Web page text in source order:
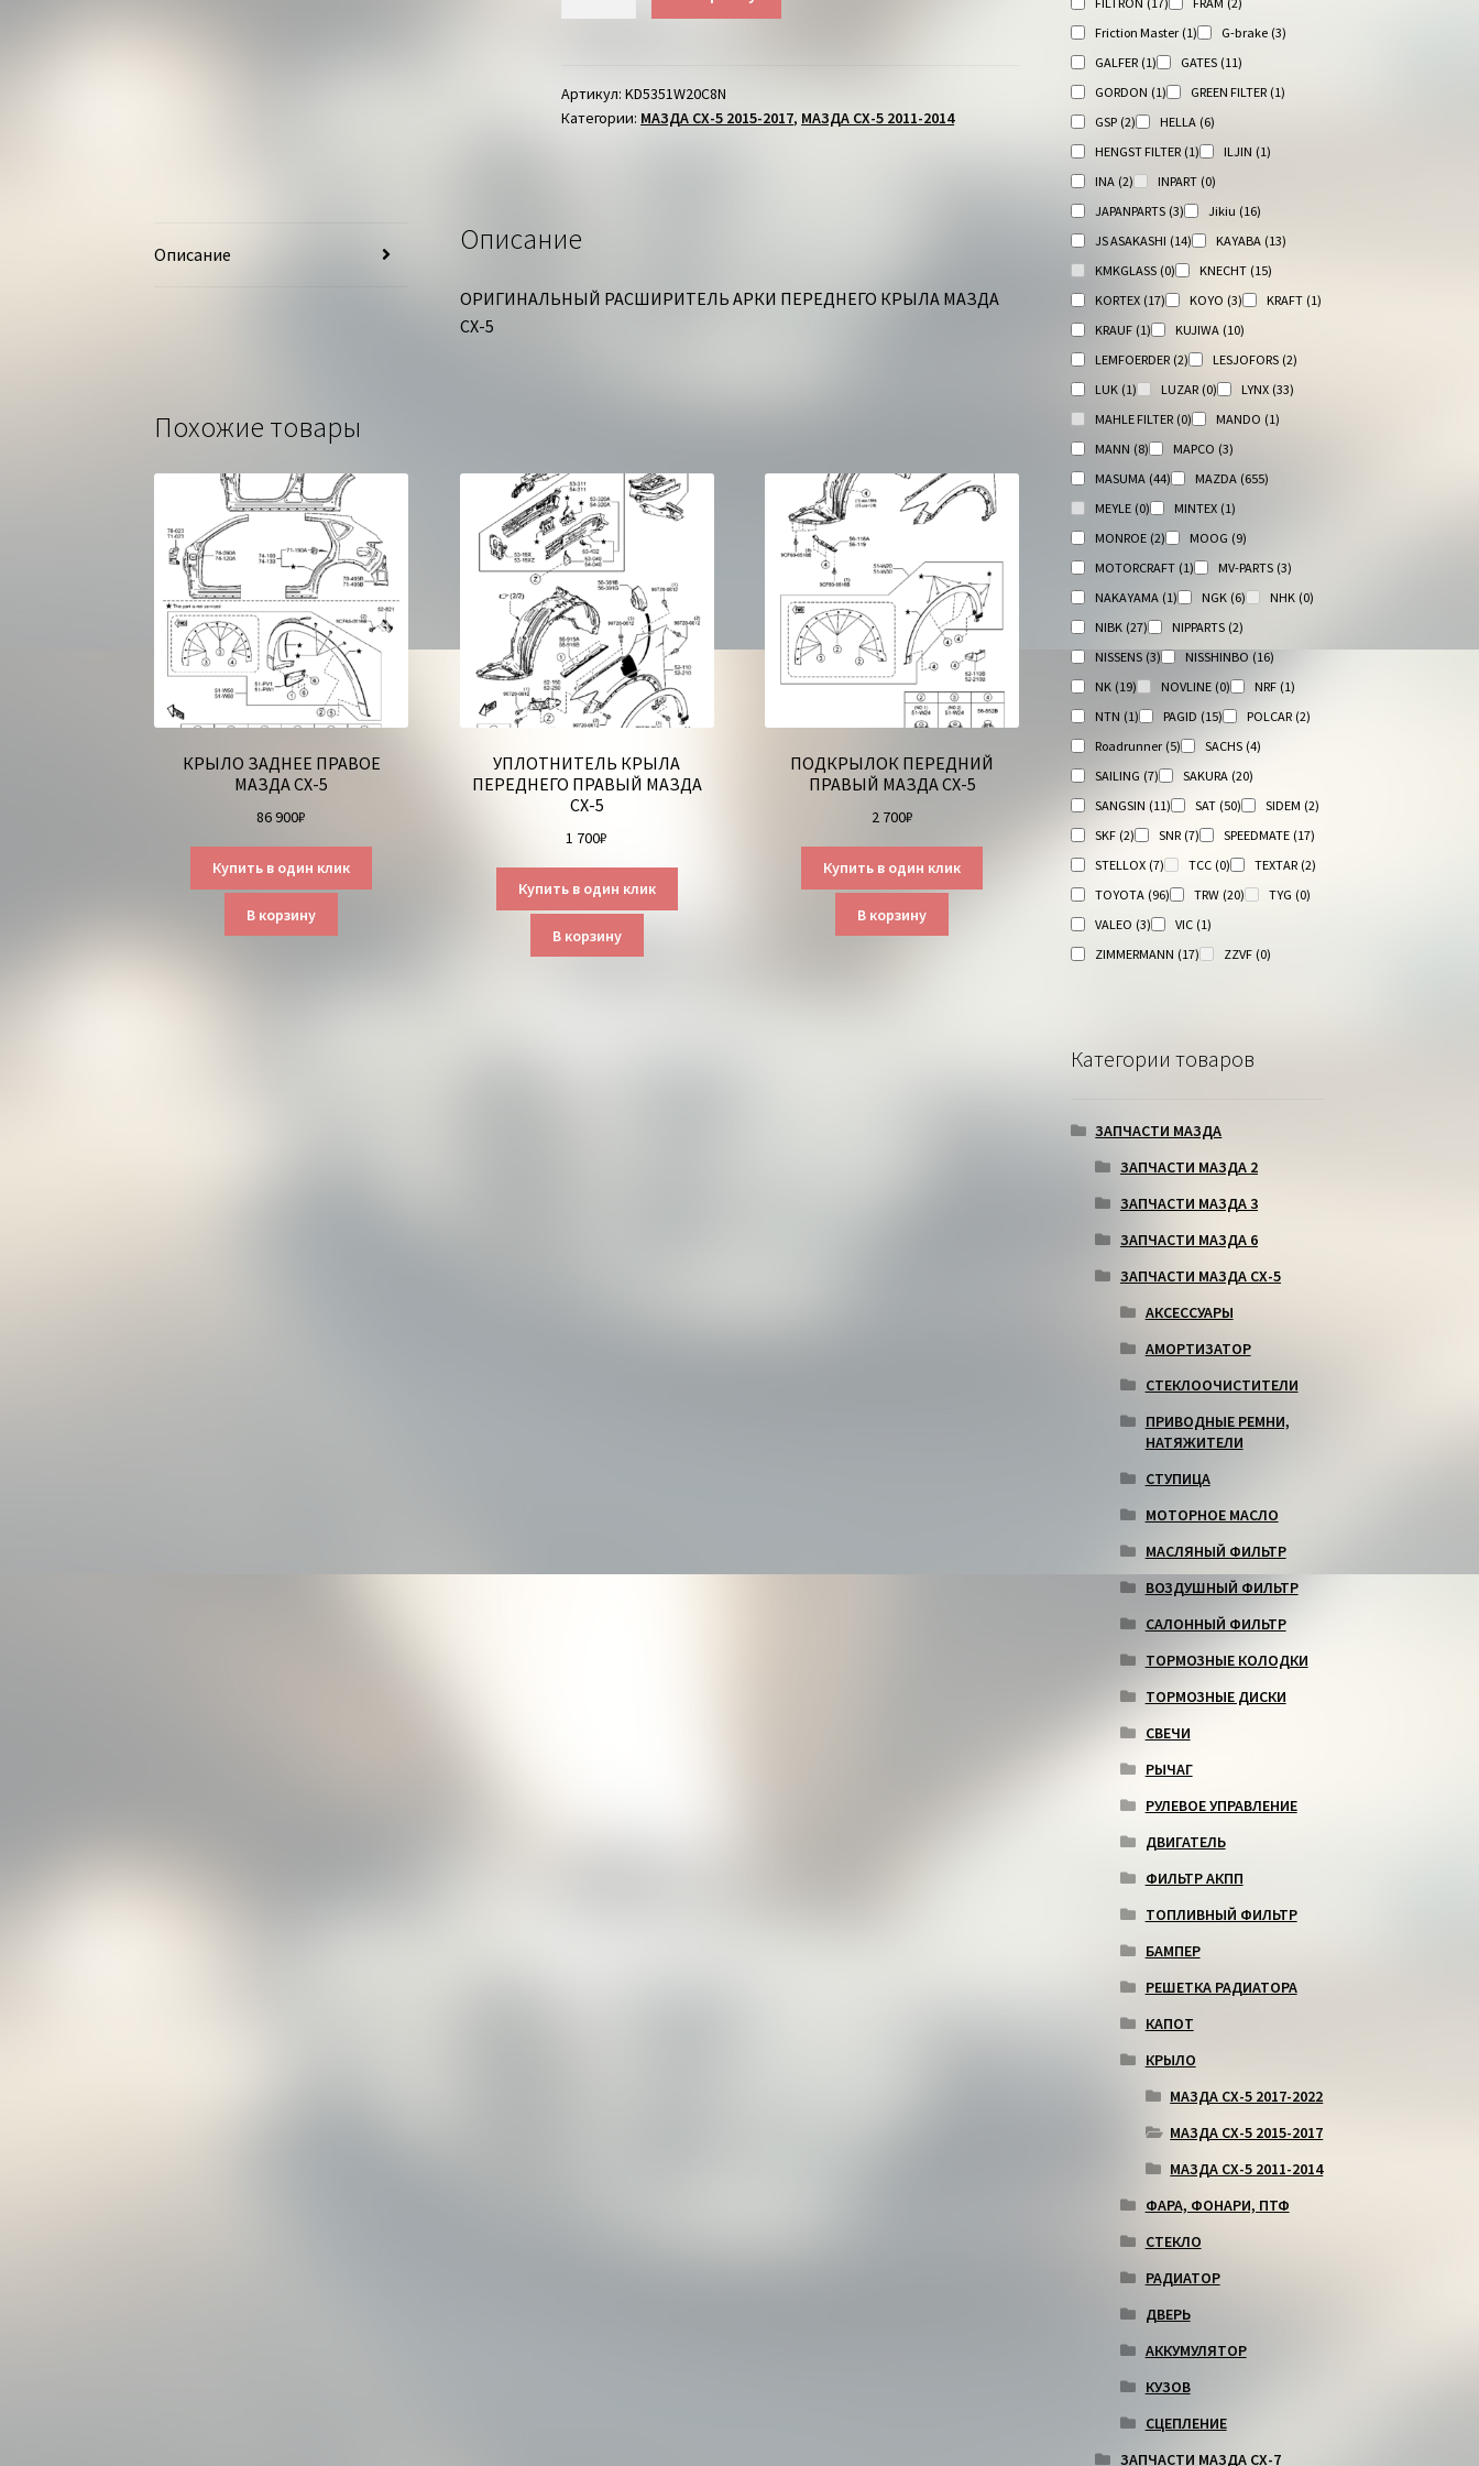
ПЕРЕДНЕГО
ПРАВОГО
Артикул:KD5351W20C8N
Категории: МАЗДА СХ-5 2015-2017, МАЗДА СХ-5 2011-2014
Описание Описание
ОРИГИНАЛЬНЫЙ РАСШИРИТЕЛЬ АРКИ ПЕРЕДНЕГО КРЫЛА МАЗДА
СХ-5
Похожие товары
КРЫЛО ЗАДНЕЕ ПРАВОЕ
МАЗДА СХ-5
86 900₽
Купить в один клик
В корзину
УПЛОТНИТЕЛЬ КРЫЛА
ПЕРЕДНЕГО ПРАВЫЙ МАЗДА
СХ-5
1 700₽
Купить в один клик
В корзину
ПОДКРЫЛОК ПЕРЕДНИЙ
ПРАВЫЙ МАЗДА СХ-5
2 700₽
Купить в один клик
В корзину
Friction Master (1) G-brake (3)
GALFER (1) GATES (11)
GORDON (1) GREEN FILTER (1)
GSP (2) HELLA (6)
HENGST FILTER (1) ILJIN (1)
INA (2) INPART (0)
JAPANPARTS (3) Jikiu (16)
JS ASAKASHI (14) KAYABA (13)
KMKGLASS (0) KNECHT (15)
KORTEX (17) KOYO (3) KRAFT (1)
KRAUF (1) KUJIWA (10)
LEMFOERDER (2) LESJOFORS (2)
LUK (1) LUZAR (0) LYNX (33)
MAHLE FILTER (0) MANDO (1)
MANN (8) MAPCO (3)
MASUMA (44) MAZDA (655)
MEYLE (0) MINTEX (1)
MONROE (2) MOOG (9)
MOTORCRAFT (1) MV-PARTS (3)
NAKAYAMA (1) NGK (6) NHK (0)
NIBK (27) NIPPARTS (2)
NISSENS (3) NISSHINBO (16)
NK (19) NOVLINE (0) NRF (1)
NTN (1) PAGID (15) POLCAR (2)
Roadrunner (5) SACHS (4)
SAILING (7) SAKURA (20)
SANGSIN (11) SAT (50) SIDEM (2)
SKF (2) SNR (7) SPEEDMATE (17)
STELLOX (7) TCC (0) TEXTAR (2)
TOYOTA (96) TRW (20) TYG (0)
VALEO (3) VIC (1)
ZIMMERMANN (17) ZZVF (0)
Категории товаров
ЗАПЧАСТИ МАЗДА
ЗАПЧАСТИ МАЗДА 2
ЗАПЧАСТИ МАЗДА 3
ЗАПЧАСТИ МАЗДА 6
ЗАПЧАСТИ МАЗДА СХ-5
АКСЕССУАРЫ
АМОРТИЗАТОР
СТЕКЛООЧИСТИТЕЛИ
ПРИВОДНЫЕ РЕМНИ,
НАТЯЖИТЕЛИ
СТУПИЦА
МОТОРНОЕ МАСЛО
МАСЛЯНЫЙ ФИЛЬТР
ВОЗДУШНЫЙ ФИЛЬТР
САЛОННЫЙ ФИЛЬТР
ТОРМОЗНЫЕ КОЛОДКИ
ТОРМОЗНЫЕ ДИСКИ
СВЕЧИ
РЫЧАГ
РУЛЕВОЕ УПРАВЛЕНИЕ
ДВИГАТЕЛЬ
ФИЛЬТР АКПП
ТОПЛИВНЫЙ ФИЛЬТР
БАМПЕР
РЕШЕТКА РАДИАТОРА
КАПОТ
КРЫЛО
МАЗДА СХ-5 2017-2022
МАЗДА СХ-5 2015-2017
МАЗДА СХ-5 2011-2014
ФАРА, ФОНАРИ, ПТФ
СТЕКЛО
РАДИАТОР
ДВЕРЬ
АККУМУЛЯТОР
КУЗОВ
СЦЕПЛЕНИЕ
ЗАПЧАСТИ МАЗДА СХ-7